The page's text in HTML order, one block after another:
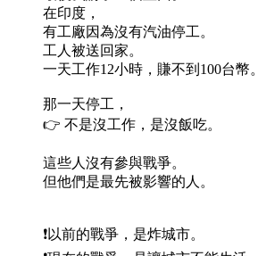
在印度，
有工廠因為沒有汽油停工。
工人被送回家。
一天工作12小時，賺不到100台幣。
那一天停工，
👉 不是沒工作，是沒飯吃。
這些人沒有參與戰爭。
但他們是最先被影響的人。
❗️以前的戰爭，是炸城市。